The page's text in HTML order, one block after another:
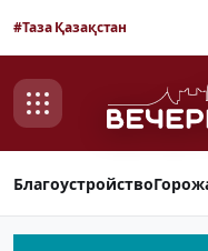
#Таза Қазақстан
Благоустройство